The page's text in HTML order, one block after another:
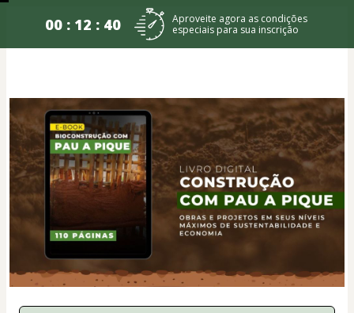
00 : 12 : 39
Aproveite agora as condições
especiais para sua inscrição